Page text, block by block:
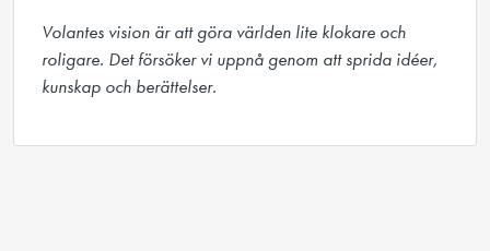
Volantes vision är att göra världen lite klokare och
roligare. Det försöker vi uppnå genom att sprida idéer,
kunskap och berättelser.